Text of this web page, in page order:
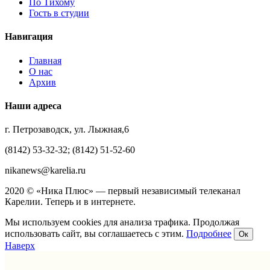
По Тихому
Гость в студии
Навигация
Главная
О нас
Архив
Наши адреса
г. Петрозаводск, ул. Лыжная,6
(8142) 53-32-32; (8142) 51-52-60
nikanews@karelia.ru
2020 © «Ника Плюс» — первый независимый телеканал
Карелии. Теперь и в интернете.
Мы используем cookies для анализа трафика. Продолжая
использовать сайт, вы соглашаетесь с этим. Подробнее Ок
Наверх